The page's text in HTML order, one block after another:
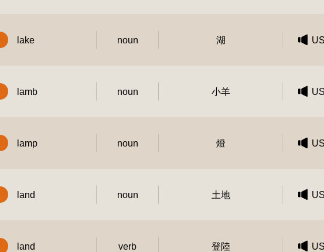
lake noun 湖 US
lamb noun 小羊 US
lamp noun 燈 US
land noun 土地 US
land verb 登陸 US